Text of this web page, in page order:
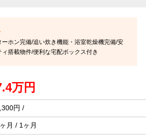
ホン完備/追い炊き機能・浴室乾燥機完備/安
搭載物件/便利な宅配ボックス付き
万円
円 /
月 / 1ヶ月